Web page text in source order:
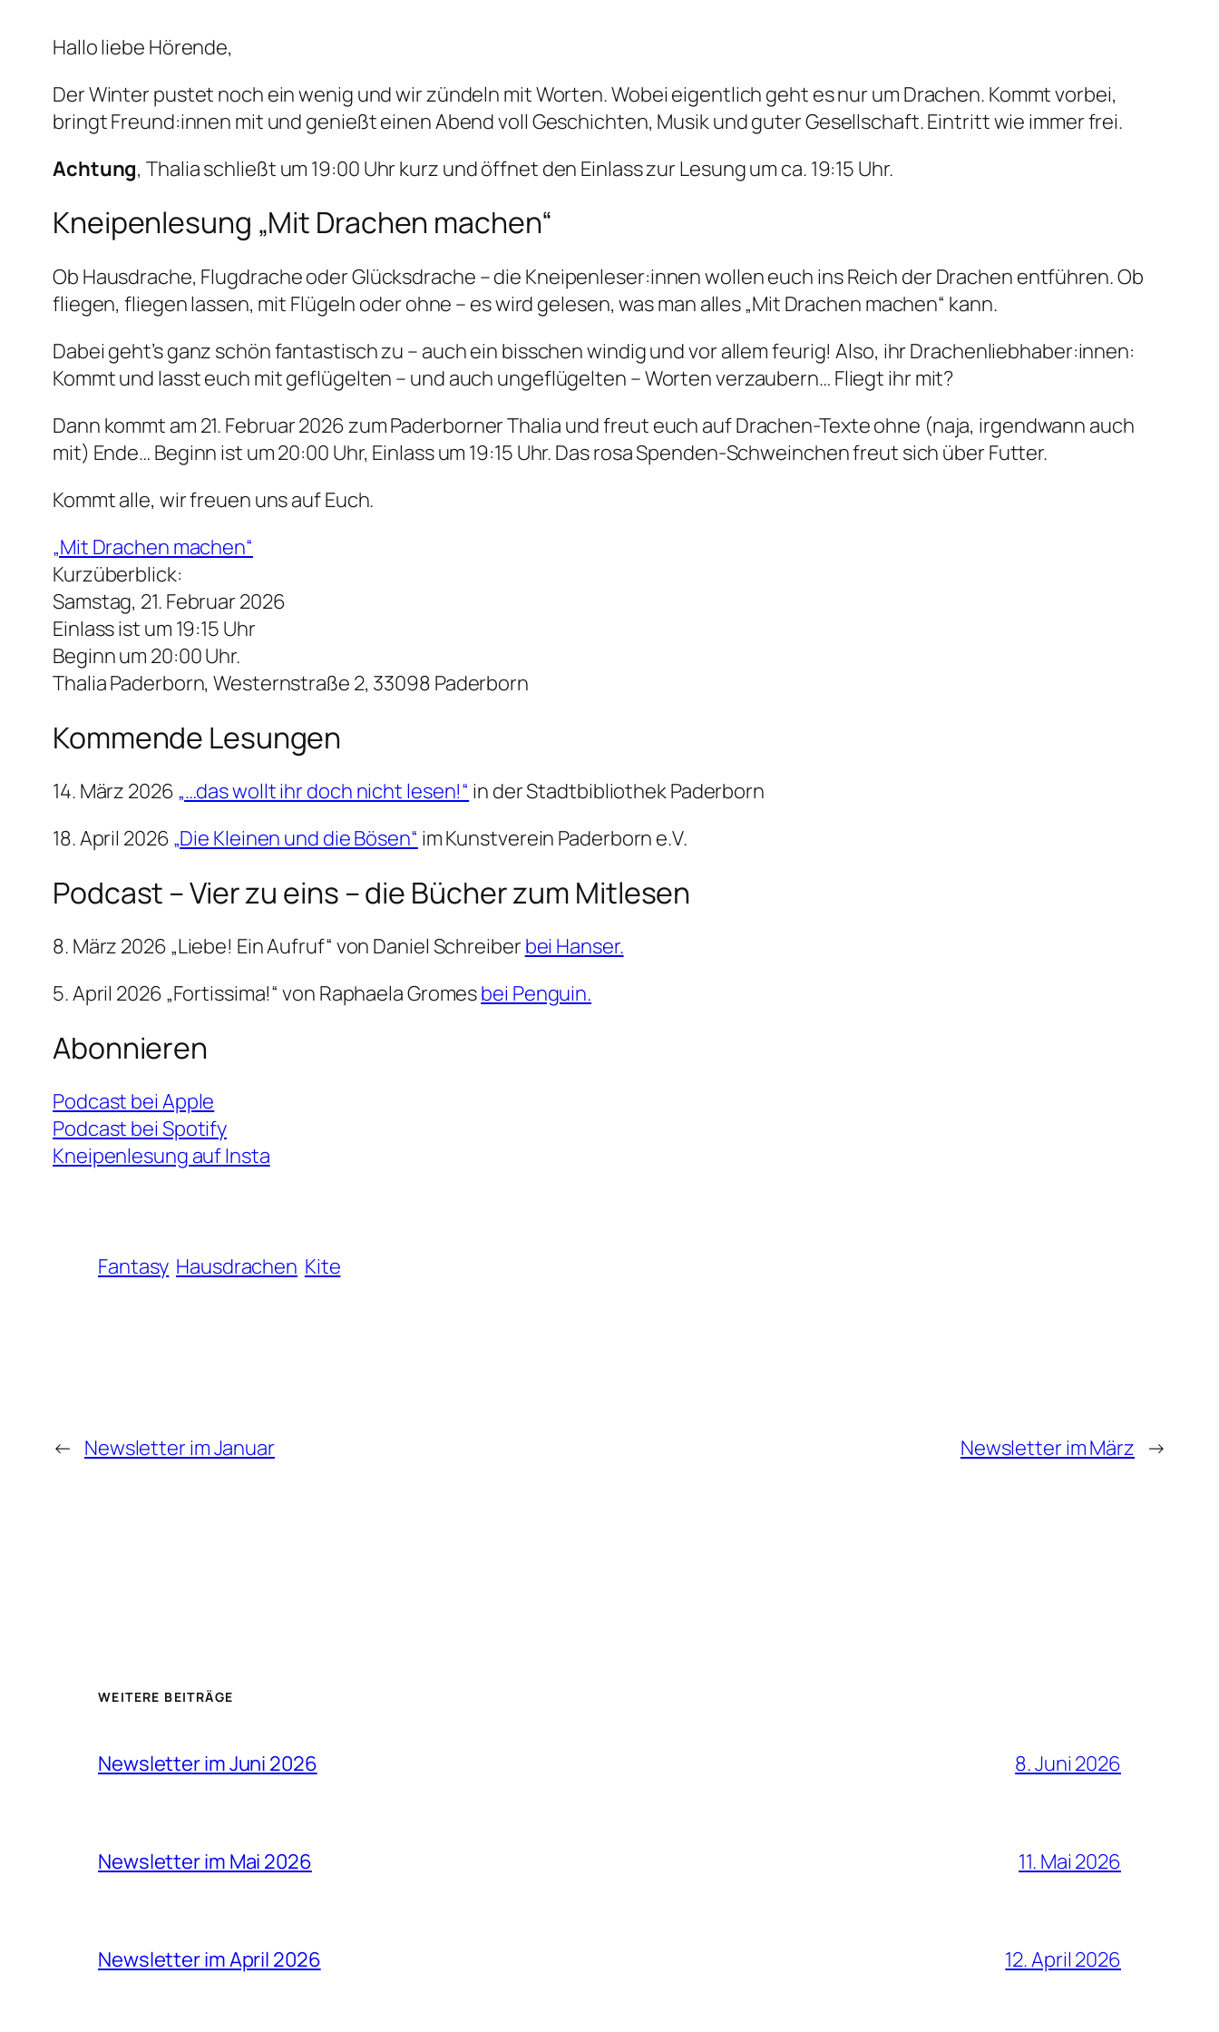
Hallo liebe Hörende,
Der Winter pustet noch ein wenig und wir zündeln mit Worten. Wobei eigentlich geht es nur um Drachen. Kommt vorbei,
bringt Freund:innen mit und genießt einen Abend voll Geschichten, Musik und guter Gesellschaft. Eintritt wie immer frei.
Achtung, Thalia schließt um 19:00 Uhr kurz und öffnet den Einlass zur Lesung um ca. 19:15 Uhr.
Kneipenlesung „Mit Drachen machen“
Ob Hausdrache, Flugdrache oder Glücksdrache – die Kneipenleser:innen wollen euch ins Reich der Drachen entführen. Ob
fliegen, fliegen lassen, mit Flügeln oder ohne – es wird gelesen, was man alles „Mit Drachen machen“ kann.
Dabei geht’s ganz schön fantastisch zu – auch ein bisschen windig und vor allem feurig! Also, ihr Drachenliebhaber:innen:
Kommt und lasst euch mit geflügelten – und auch ungeflügelten – Worten verzaubern… Fliegt ihr mit?
Dann kommt am 21. Februar 2026 zum Paderborner Thalia und freut euch auf Drachen-Texte ohne (naja, irgendwann auch
mit) Ende… Beginn ist um 20:00 Uhr, Einlass um 19:15 Uhr. Das rosa Spenden-Schweinchen freut sich über Futter.
Kommt alle, wir freuen uns auf Euch.
„Mit Drachen machen“
Kurzüberblick:
Samstag, 21. Februar 2026
Einlass ist um 19:15 Uhr
Beginn um 20:00 Uhr.
Thalia Paderborn, Westernstraße 2, 33098 Paderborn
Kommende Lesungen
14. März 2026 „…das wollt ihr doch nicht lesen!“ in der Stadtbibliothek Paderborn
18. April 2026 „Die Kleinen und die Bösen“ im Kunstverein Paderborn e.V.
Podcast – Vier zu eins – die Bücher zum Mitlesen
8. März 2026 „Liebe! Ein Aufruf“ von Daniel Schreiber bei Hanser.
5. April 2026 „Fortissima!“ von Raphaela Gromesbei Penguin.
Abonnieren
Podcast bei Apple
Podcast bei Spotify
Kneipenlesung auf Insta
Fantasy Hausdrachen Kite
← Newsletter im Januar Newsletter im März →
WEITERE BEITRÄGE
Newsletter im Juni 2026 8. Juni 2026
Newsletter im Mai 2026 11. Mai 2026
Newsletter im April 2026 12. April 2026